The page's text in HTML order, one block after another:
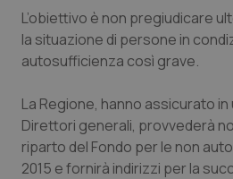
Lazio
Liguria
Lombardia
Marche
Diabete & glucometri
Disturbi dell’umore
Dolore
Donna & Salute
L’obiettivo è non pregiudicare
la situazione di persone in
autosufficienza così grave.
La Regione, hanno assicurato
Direttori generali, provvederà
riparto del Fondo per le non
2015 e fornirà indirizzi per la